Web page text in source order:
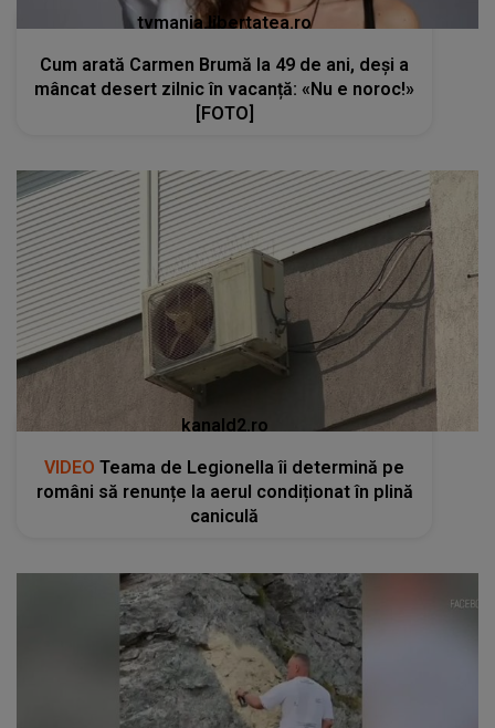
tvmania.libertatea.ro
Cum arată Carmen Brumă la 49 de ani, deși a
mâncat desert zilnic în vacanță: «Nu e noroc!»
[FOTO]
kanald2.ro
VIDEO Teama de Legionella îi determină pe
români să renunțe la aerul condiționat în plină
caniculă